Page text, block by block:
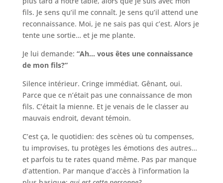
fils. Je sens qu’il me connaît. Je sens qu’il attend une
reconnaissance. Moi, je ne sais pas qui c’est. Alors je
tente une sortie… et je me plante.
Je lui demande: “Ah… vous êtes une connaissance
de mon fils?”
Silence intérieur. Cringe immédiat. Gênant, oui.
Parce que ce n’était pas une connaissance de mon
fils. C’était la mienne. Et je venais de le classer au
mauvais endroit, devant témoin.
C’est ça, le quotidien: des scènes où tu compenses,
tu improvises, tu protèges les émotions des autres…
et parfois tu te rates quand même. Pas par manque
d’attention. Par manque d’accès à l’information la